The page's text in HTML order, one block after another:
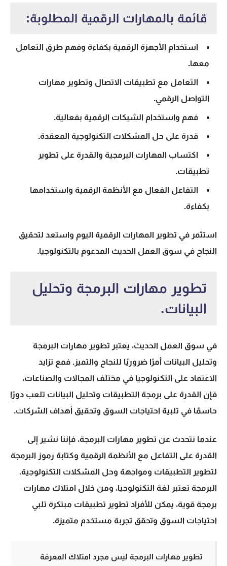
قائمة بالمهارات الرقمية المطلوبة:
استخدام الأجهزة الرقمية بكفاءة وفهم طرق التعامل
معها.
التعامل مع تطبيقات الاتصال وتطوير مهارات
التواصل الرقمي.
فهم واستخدام الشبكات الرقمية بفعالية.
قدرة على حل المشكلات التكنولوجية المعقدة.
اكتساب المهارات البرمجية والقدرة على تطوير
تطبيقات.
التفاعل الفعال مع الأنظمة الرقمية واستخدامها
بكفاءة.
استثمر في تطوير المهارات الرقمية اليوم واستعد لتحقيق
النجاح في سوق العمل الحديث المدعوم بالتكنولوجيا.
تطوير مهارات البرمجة وتحليل
البيانات.
في سوق العمل الحديث، يعتبر تطوير مهارات البرمجة
وتحليل البيانات أمرًا ضروريًا للنجاح والتميز. فمع تزايد
الاعتماد على التكنولوجيا في مختلف المجالات والصناعات،
فإن القدرة على برمجة التطبيقات وتحليل البيانات تلعب دورًا
حاسمًا في تلبية احتياجات السوق وتحقيق أهداف الشركات.
عندما نتحدث عن تطوير مهارات البرمجة، فإننا نشير إلى
القدرة على التفاعل مع الأنظمة الرقمية وكتابة رموز البرمجة
لتطوير التطبيقات ومواجهة وحل المشكلات التكنولوجية.
البرمجة تعتبر لغة التكنولوجيا، ومن خلال امتلاك مهارات
برمجة قوية، يمكن للأفراد تطوير تطبيقات مبتكرة تلبي
احتياجات السوق وتحقق تجربة مستخدم متميزة.
تطوير مهارات البرمجة ليس مجرد امتلاك المعرفة